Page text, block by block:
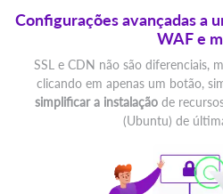
Configurações avançadas a
WAF e
SSL e CDN não são diferenciais,
clicando em apenas um botão,
simplificar a instalação de
(Ubuntu) de